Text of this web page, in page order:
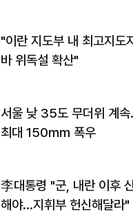
"이란 지도부 내 최고지도
바 위독설 확산"
서울 낮 35도 무더위 계
최대 150㎜ 폭우
李대통령 "군, 내란 이후
해야…지휘부 헌신해달라"